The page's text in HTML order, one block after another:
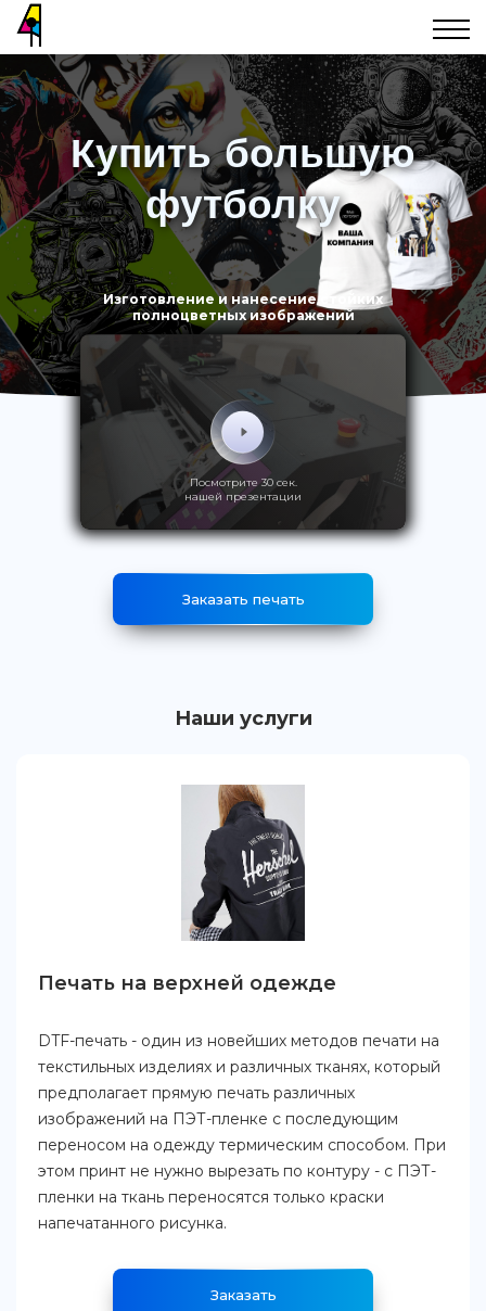
Купить большую
футболку
Изготовление и нанесение стойких
полноцветных изображений
Посмотрите 30 сек.
нашей презентации
Заказать печать
Наши услуги
Печать на верхней одежде
DTF-печать - один из новейших методов печати на
текстильных изделиях и различных тканях, который
предполагает прямую печать различных
изображений на ПЭТ-пленке с последующим
переносом на одежду термическим способом. При
этом принт не нужно вырезать по контуру - с ПЭТ-
пленки на ткань переносятся только краски
напечатанного рисунка.
Заказать